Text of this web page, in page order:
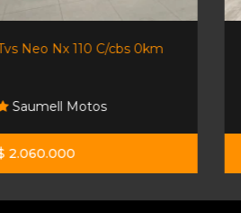
Neo Nx 110 C/cbs 0km
Saumell Motos
2.060.000